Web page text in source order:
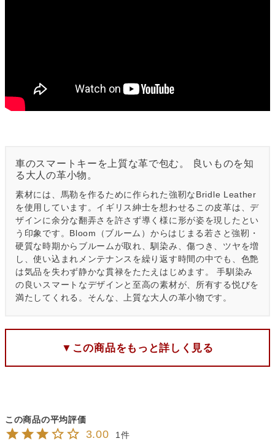
車のスマートキーを上質な革で包む。 良いものを知
る大人の革小物。
素材には、馬勒を作るために作られた強靭なBridle Leather
を使用しています。イギリス紳士を想わせるこの皮革は、デ
ザインに余分な翻弄さを許さず導く様に形が姿を現したとい
う印象です。Bloom（ブルーム）からはじまる若さと強靭・
硬質な時期からブルームが取れ、馴染み、傷つき、ツヤを増
し、使い込まれメンテナンスを繰り返す時間の中でも、色艶
は気品を失わず静かな貫禄をたたえはじめます。 手馴染み
の良いスマートなデザインと至高の素材が、所有する悦びを
満たしてくれる。そんな、上質な大人の革小物です。
▼この商品をもっと詳しく見る
3.00 1